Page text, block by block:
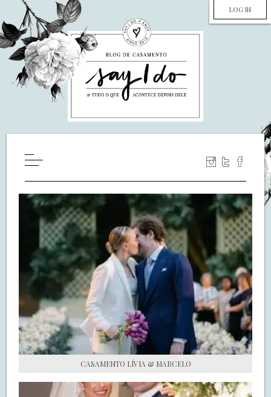
LOG IN
WILL YOU MARRY ME?
LUA DE MEL
COZINHA
DECORAÇÃO
DE NOIVA PRA NOIVA
S.O.S CASADAS
FALE COM O SAY I DO
CASAMENTO LÍVIA & MARCELO